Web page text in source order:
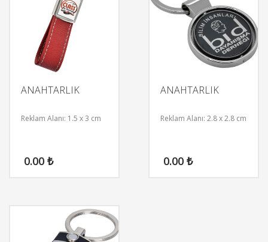
ANAHTARLIK
Reklam Alanı: 1.5 x 3 cm
0.00 ₺
ANAHTARLIK
Reklam Alanı: 2.8 x 2.8 cm
0.00 ₺